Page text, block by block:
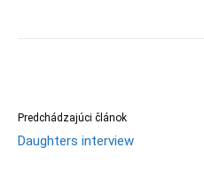
Predchádzajúci článok
Daughters interview